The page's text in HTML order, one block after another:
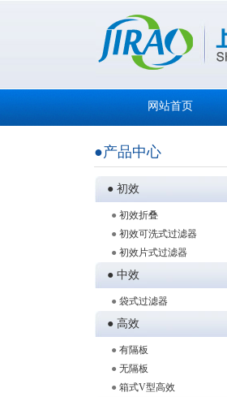
网站首页
●产品中心
● 初效
● 初效折叠
● 初效可洗式过滤器
● 初效片式过滤器
● 中效
● 袋式过滤器
● 高效
● 有隔板
● 无隔板
● 箱式V型高效